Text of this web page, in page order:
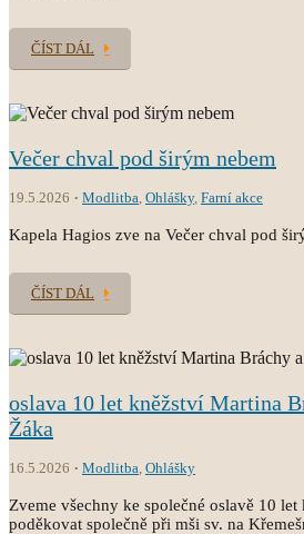
ČÍST DÁL
Večer chval pod širým nebem
19.5.2026 Modlitba, Ohlášky, Farní akce
Kapela Hagios zve na Večer chval pod
ČÍST DÁL
oslava 10 let kněžství Martina
Žáka
16.5.2026 Modlitba, Ohlášky
Zveme všechny ke společné oslavě 10 let
poděkovat společně při mši sv. na